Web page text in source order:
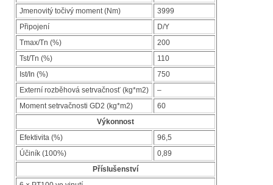
Jmenovitý točivý moment (Nm)
3999
Připojení
D/Y
Tmax/Tn (%)
200
Tst/Tn (%)
110
Ist/In (%)
750
Externí rozběhová setrvačnosť (kg*m2)
–
Moment setrvačnosti GD2 (kg*m2)
60
Výkonnost
Efektivita (%)
96,5
Účiník (100%)
0,89
Příslušenství